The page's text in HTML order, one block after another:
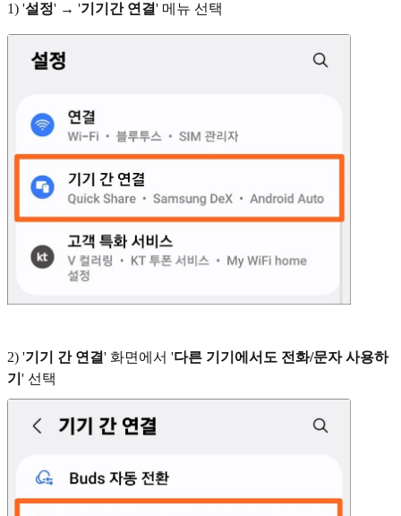
1) '설정' → '기기간 연결' 메뉴 선택
2) '기기 간 연결' 화면에서 '다른 기기에서도 전화/문자 사용하
기 ' 선택